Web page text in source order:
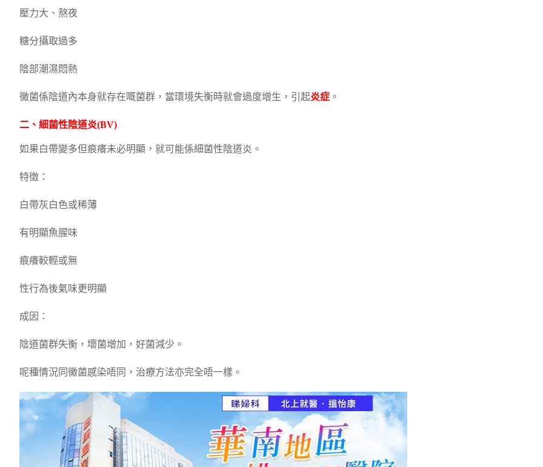
壓力大、熬夜
糖分攝取過多
陰部潮濕悶熱
黴菌係陰道內本身就存在嘅菌群，當環境失衡時就會過度增生，引起炎症 。
二、細菌性陰道炎(BV)
如果白帶變多但痕癢未必明顯，就可能係細菌性陰道炎。
特徵：
白帶灰白色或稀薄
有明顯魚腥味
痕癢較輕或無
性行為後氣味更明顯
成因：
陰道菌群失衡，壞菌增加，好菌減少。
呢種情況同黴菌感染唔同，治療方法亦完全唔一樣。